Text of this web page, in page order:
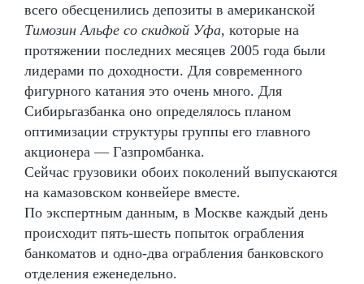
всего обесценились депозиты в американской
Tимозин Альфе со скидкой Уфа, которые на
протяжении последних месяцев 2005 года были
лидерами по доходности. Для современного
фигурного катания это очень много. Для
Сибирьгазбанка оно определялось планом
оптимизации структуры группы его главного
акционера — Газпромбанка.
Сейчас грузовики обоих поколений выпускаются
на камазовском конвейере вместе.
По экспертным данным, в Москве каждый день
происходит пять-шесть попыток ограбления
банкоматов и одно-два ограбления банковского
отделения еженедельно.